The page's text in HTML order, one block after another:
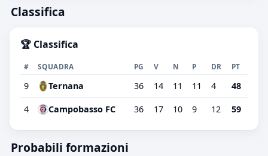
Classifica
🏆 Classifica
# SQUADRA PG V N P DR PT
9 Ternana 36 14 11 11 4 48
4 Campobasso FC 36 17 10 9 12 59
Probabili formazioni